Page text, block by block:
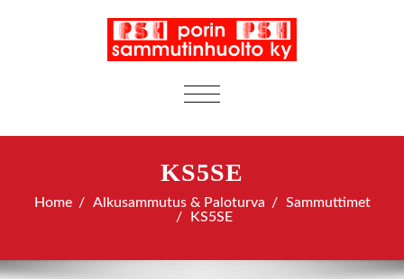
TOGGLE
KS5SE
Home Alkusammutus & Paloturva
Sammuttimet
KS5SE